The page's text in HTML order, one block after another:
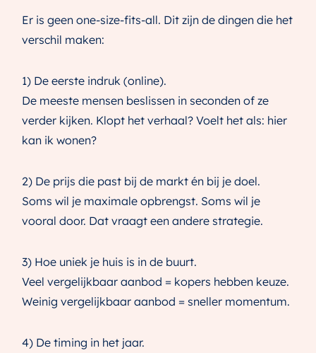
Er is geen one-size-fits-all. Dit zijn de dingen die het
verschil maken:
1) De eerste indruk (online).
De meeste mensen beslissen in seconden of ze
verder kijken. Klopt het verhaal? Voelt het als: hier
kan ik wonen?
2) De prijs die past bij de markt én bij je doel.
Soms wil je maximale opbrengst. Soms wil je
vooral door. Dat vraagt een andere strategie.
3) Hoe uniek je huis is in de buurt.
Veel vergelijkbaar aanbod = kopers hebben keuze.
Weinig vergelijkbaar aanbod = sneller momentum.
4) De timing in het jaar.